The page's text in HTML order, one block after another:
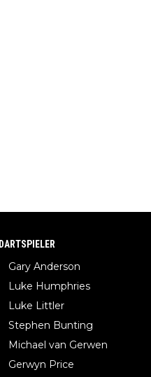
DARTSPIELER
Gary Anderson
Luke Humphries
Luke Littler
Stephen Bunting
Michael van Gerwen
Gerwyn Price